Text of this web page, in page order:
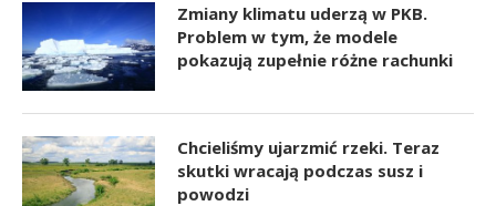
Zmiany klimatu uderzą w PKB.
Problem w tym, że modele
pokazują zupełnie różne rachunki
Chcieliśmy ujarzmić rzeki. Teraz
skutki wracają podczas susz i
powodzi